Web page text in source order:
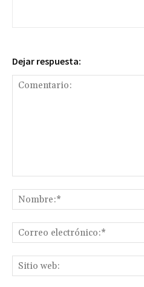
Dejar respuesta: